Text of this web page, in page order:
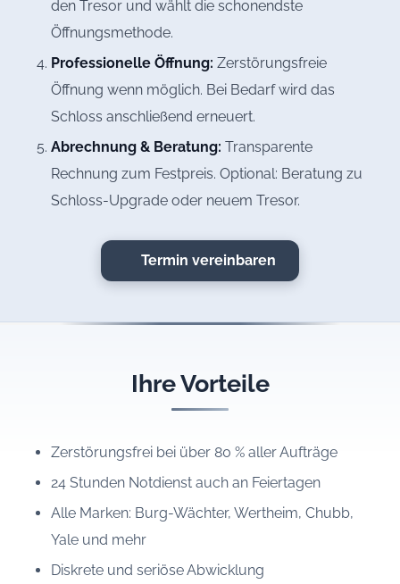
den Tresor und wählt die schonendste
Öffnungsmethode.
Professionelle Öffnung: Zerstörungsfreie
Öffnung wenn möglich. Bei Bedarf wird das
Schloss anschließend erneuert.
Abrechnung & Beratung: Transparente
Rechnung zum Festpreis. Optional: Beratung zu
Schloss-Upgrade oder neuem Tresor.
Termin vereinbaren
Ihre Vorteile
Zerstörungsfrei bei über 80 % aller Aufträge
24 Stunden Notdienst auch an Feiertagen
Alle Marken: Burg-Wächter, Wertheim, Chubb,
Yale und mehr
Diskrete und seriöse Abwicklung